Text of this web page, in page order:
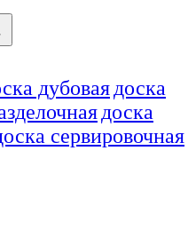
дубовая доска
доска
сервировочная